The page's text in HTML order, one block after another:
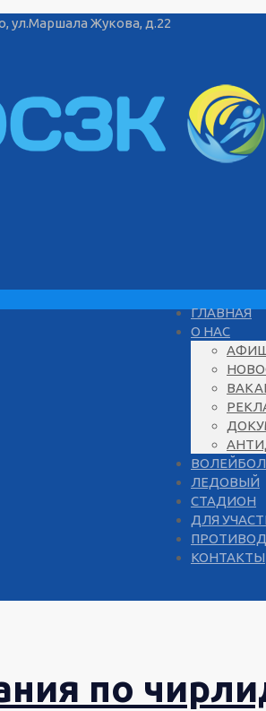
ул.Маршала Жукова, д.22
ГЛАВНАЯ
О НАС
ЛЕДОВЫЙ
СТАДИОН
ДЛЯ
КОНТАКТЫ
по